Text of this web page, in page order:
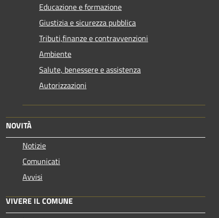
Educazione e formazione
Giustizia e sicurezza pubblica
Tributi,finanze e contravvenzioni
Ambiente
Salute, benessere e assistenza
Autorizzazioni
NOVITÀ
Notizie
Comunicati
Avvisi
VIVERE IL COMUNE